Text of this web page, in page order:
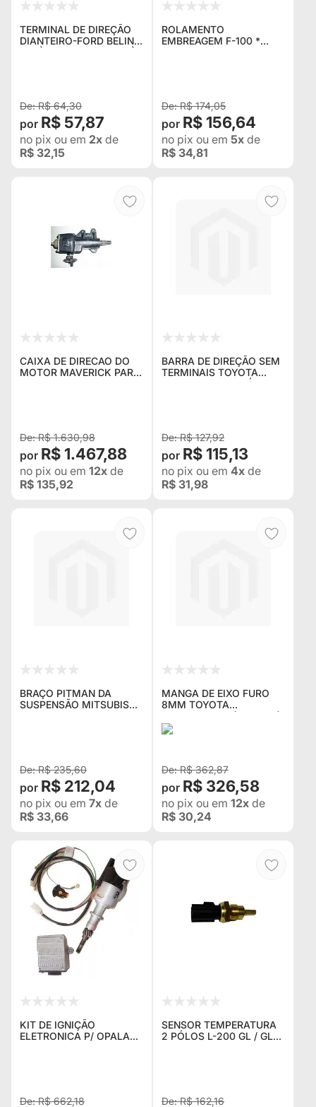
TERMINAL DE DIREÇÃO
DIANTEIRO-FORD BELINA
I 71 À 77 - BELINA II 78 À
R$ 64,30
R$ 57,87
no pix ou em 2x de
R$ 32,15
ROLAMENTO
EMBREAGEM F-100 *
R$ 174,05
R$ 156,64
no pix ou em 5x de
R$ 34,81
CAIXA DE DIRECAO DO
MOTOR MAVERICK PARA
R$ 1.630,98
R$ 1.467,88
no pix ou em 12x de
R$ 135,92
BARRA DE DIREÇÃO SEM
TERMINAIS TOYOTA
BANDEIRANTE APÓS
R$ 127,92
R$ 115,13
no pix ou em 4x de
R$ 31,98
BRAÇO PITMAN DA
SUSPENSÃO MITSUBISHI
R$ 235,60
R$ 212,04
no pix ou em 7x de
R$ 33,66
MANGA DE EIXO FURO
8MM TOYOTA
BANDEIRANTE (KPT-553)
(Nº ORIGINAL 43431-
98001)
R$ 362,87
R$ 326,58
no pix ou em 12x de
R$ 30,24
KIT DE IGNIÇÃO
ELETRONICA P/ OPALA
R$ 662,18
SENSOR TEMPERATURA
2 PÓLOS L-200 GL / GLS
R$ 162,16